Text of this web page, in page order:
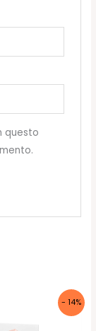
questo
- 14%